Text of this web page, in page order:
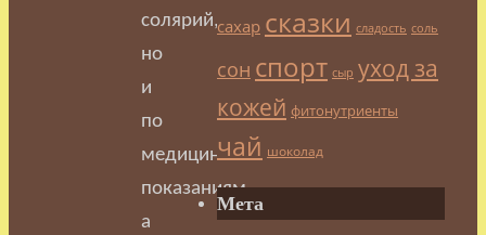
солярий,
но
и
по
медицинским
показаниям,
а
сахар сказки сладость соль
сон спорт сыр уход за
кожей фитонутриенты
чай шоколад
Мета